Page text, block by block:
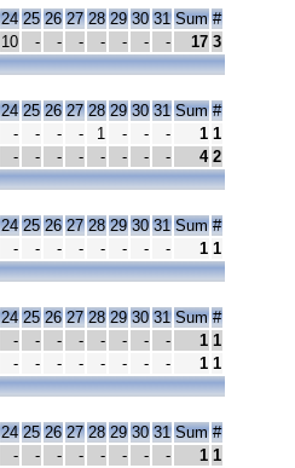
24 25 26 27 28 29 30 31 Sum #
10 - - - - - - - 17 3
24 25 26 27 28 29 30 31 Sum #
- - - - 1 - - - 1 1
- - - - - - - - 4 2
24 25 26 27 28 29 30 31 Sum #
- - - - - - - - 1 1
24 25 26 27 28 29 30 31 Sum #
- - - - - - - - 1 1
- - - - - - - - 1 1
24 25 26 27 28 29 30 31 Sum #
- - - - - - - - 1 1